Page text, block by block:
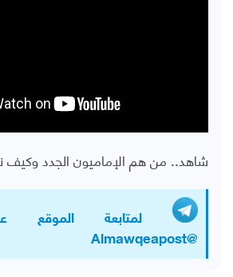
شاهد.. من هم الإماميون الجدد وكيف
لمتابعة الموقع
@Almawqeapost